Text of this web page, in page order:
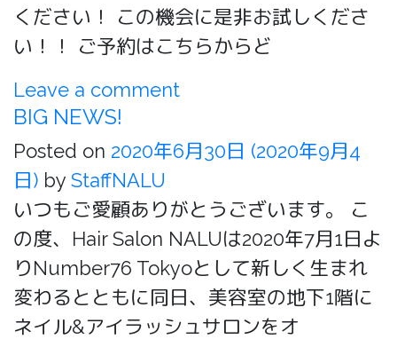
ください！ この機会に是非お試しくださ
い！！ ご予約はこちらからど
Leave a comment
BIG NEWS!
Posted on 2020年6月30日 (2020年9月4
日) by StaffNALU
いつもご愛顧ありがとうございます。 こ
の度、Hair Salon NALUは2020年7月1日よ
りNumber76 Tokyoとして新しく生まれ
変わるとともに同日、美容室の地下1階に
ネイル&アイラッシュサロンをオ